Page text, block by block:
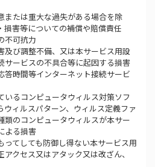
または重大な過失がある場合を除
損害等についての補償や賠償責任
不可抗力
及び調整不備、又は本サービス用設
サービスの不具合等に起因する損害
答時間等インターネット接続サービ
いるコンピュータウィルス対策ソフ
ウィルスパターン、ウィルス定義ファ
類のコンピュータウィルスが本サー
よる損害
ってしても防御し得ない本サービス用
クセス又はアタック又は改ざん、